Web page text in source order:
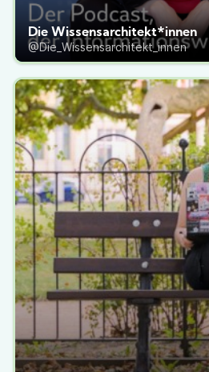
Die Wissensarchitekt*innen
@Die_Wissensarchitekt_innen